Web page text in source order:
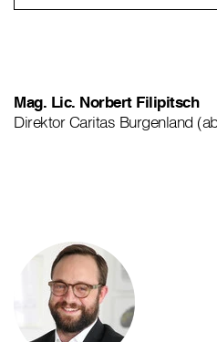
Mag. Lic. Norbert Filipitsch
Direktor Caritas Burgenland